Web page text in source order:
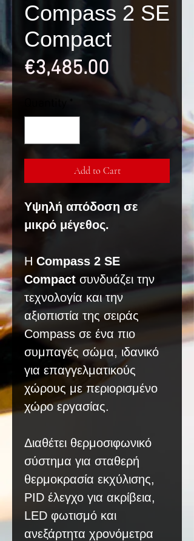
Compass 2 SE
Compact
€3,485.00
Add to Cart
Υψηλή απόδοση σε
μικρό μέγεθος.
Η Compass 2 SE
Compact συνδυάζει την
τεχνολογία και την
αξιοπιστία της σειράς
Compass σε ένα πιο
συμπαγές σώμα, ιδανικό
για επαγγελματικούς
χώρους με περιορισμένο
χώρο εργασίας.
Διαθέτει θερμοσιφωνικό
σύστημα για σταθερή
θερμοκρασία εκχύλισης,
PID έλεγχο για ακρίβεια,
LED φωτισμό και
ανεξάρτητα χρονόμετρα